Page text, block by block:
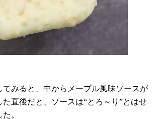
てみると、中からメープル風味ソースが
直後だと、ソースは“とろ～り”とはせ
。